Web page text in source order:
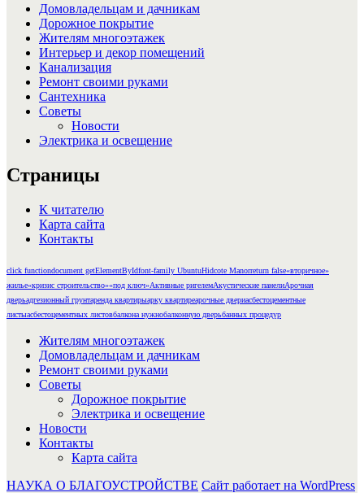
Домовладельцам и дачникам
Дорожное покрытие
Жителям многоэтажек
Интерьер и декор помещений
Канализация
Ремонт своими руками
Сантехника
Советы
Новости
Электрика и освещение
Страницы
К читателю
Карта сайта
Контакты
click functiondocument getElementByIdfont-family UbuntuHidcote Manorreturn false«вторичное»
жилье«кризис строительство»«под ключ»Активные ригелемАкустические панелиАрочная
дверьадгезионный грунтаренда квартирыарку квартиреарочные двериасбестоцементные
листыасбестоцементных листовбалкона нужнобалконную дверьбанных процедур
Жителям многоэтажек
Домовладельцам и дачникам
Ремонт своими руками
Советы
Дорожное покрытие
Электрика и освещение
Новости
Контакты
Карта сайта
НАУКА О БЛАГОУСТРОЙСТВЕ Сайт работает на WordPress